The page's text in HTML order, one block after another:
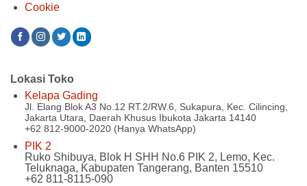
Cookie
Lokasi Toko
Kelapa Gading
Jl. Elang Blok A3 No.12 RT.2/RW.6, Sukapura, Kec. Cilincing,
Jakarta Utara, Daerah Khusus Ibukota Jakarta 14140
+62 812-9000-2020 (Hanya WhatsApp)
PIK 2
Ruko Shibuya, Blok H SHH No.6 PIK 2, Lemo, Kec.
Teluknaga, Kabupaten Tangerang, Banten 15510
+62 811-8115-090